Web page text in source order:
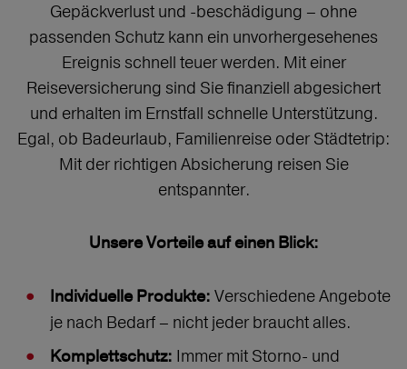
Gepäckverlust und -beschädigung – ohne
passenden Schutz kann ein unvorhergesehenes
Ereignis schnell teuer werden. Mit einer
Reiseversicherung sind Sie finanziell abgesichert
und erhalten im Ernstfall schnelle Unterstützung.
Egal, ob Badeurlaub, Familienreise oder Städtetrip:
Mit der richtigen Absicherung reisen Sie
entspannter.
Unsere Vorteile auf einen Blick:
Individuelle Produkte: Verschiedene Angebote
je nach Bedarf – nicht jeder braucht alles.
Komplettschutz: Immer mit Storno‑ und